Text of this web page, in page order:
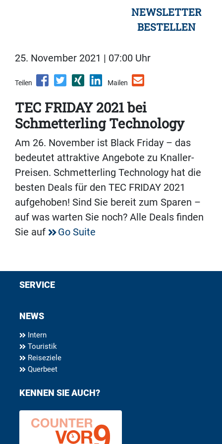
NEWSLETTER
BESTELLEN
25. November 2021 | 07:00 Uhr
Teilen Mailen
TEC FRIDAY 2021 bei
Schmetterling Technology
Am 26. November ist Black Friday – das
bedeutet attraktive Angebote zu Knaller-
Preisen. Schmetterling Technology hat die
besten Deals für den TEC FRIDAY 2021
aufgehoben! Sind Sie bereit zum Sparen –
auf was warten Sie noch? Alle Deals finden
Sie auf
Go Suite
SERVICE
NEWS
Intern
Touristik
Reiseziele
Querbeet
KENNEN SIE AUCH?